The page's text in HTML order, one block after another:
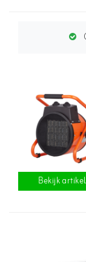
Bekijk artikel